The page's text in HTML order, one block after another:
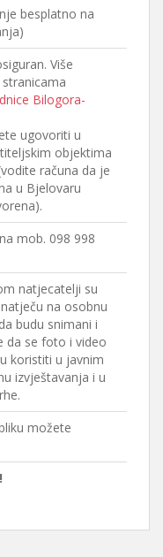
besplatno na
Više
Bilogora-
ugovoriti u
objektima
računa da je
u Bjelovaru
mob. 098 998
natjecatelji su
na osobnu
budu snimani i
da se foto i video
koristiti u javnim
izvještavanja i u
možete